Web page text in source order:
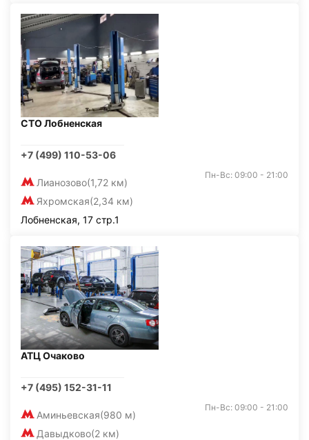
СТО Лобненская
+7 (499) 110-53-06
Лианозово(1,72 км)
Яхромская(2,34 км)
Пн-Вс: 09:00 - 21:00
Лобненская, 17 стр.1
АТЦ Очаково
+7 (495) 152-31-11
Аминьевская(980 м)
Давыдково(2 км)
Пн-Вс: 09:00 - 21:00